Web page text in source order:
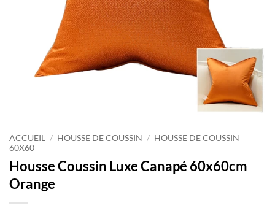
ACCUEIL / HOUSSE DE COUSSIN / HOUSSE DE COUSSIN
60X60
Housse Coussin Luxe Canapé 60x60cm
Orange